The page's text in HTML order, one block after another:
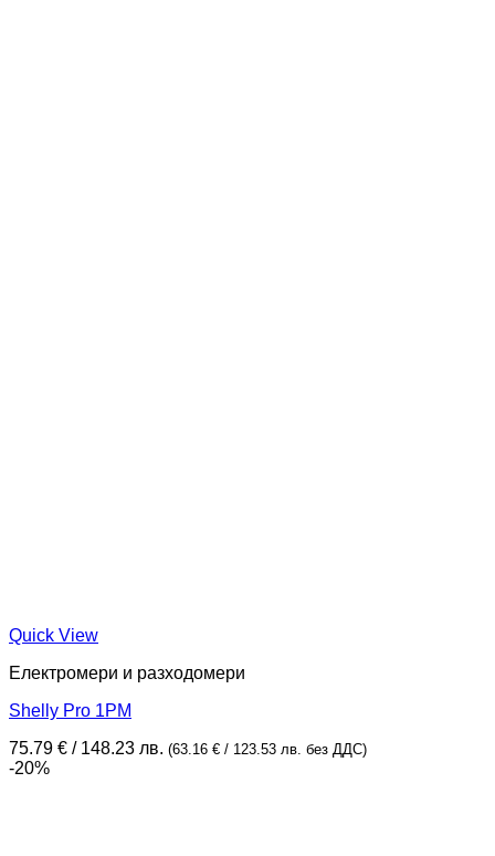
Quick View
Електромери и разходомери
Shelly Pro 1PM
75.79 € / 148.23 лв. (63.16 € / 123.53 лв. без ДДС)
-20%